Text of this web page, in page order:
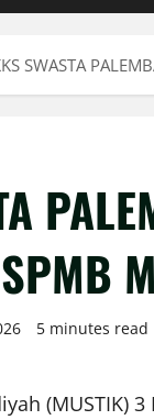
SWASTA
5 minutes read
(MUSTIK)